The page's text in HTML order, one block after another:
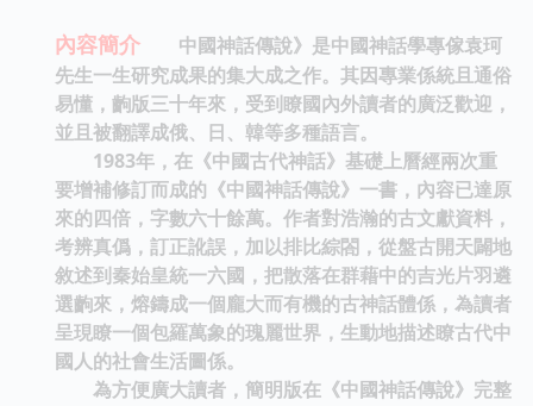
內容簡介 中國神話傳說》是中國神話學專傢袁珂
先生一生研究成果的集大成之作。其因專業係統且通俗
易懂，齣版三十年來，受到瞭國內外讀者的廣泛歡迎，
並且被翻譯成俄、日、韓等多種語言。
1983年，在《中國古代神話》基礎上曆經兩次重
要增補修訂而成的《中國神話傳說》一書，內容已達原
來的四倍，字數六十餘萬。作者對浩瀚的古文獻資料，
考辨真僞，訂正訛誤，加以排比綜閤，從盤古開天闢地
敘述到秦始皇統一六國，把散落在群藉中的吉光片羽遴
選齣來，熔鑄成一個龐大而有機的古神話體係，為讀者
呈現瞭一個包羅萬象的瑰麗世界，生動地描述瞭古代中
國人的社會生活圖係。
為方便廣大讀者，簡明版在《中國神話傳說》完整